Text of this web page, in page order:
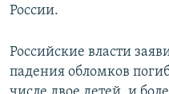
России.
Российские власти
падения обломков